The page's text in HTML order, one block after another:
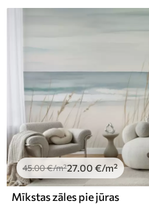
45.00€/m²27.00 €/m²
Mīkstas zāles pie jūras